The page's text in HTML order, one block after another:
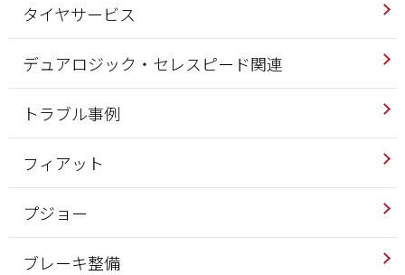
タイヤサービス
デュアロジック・セレスピード関連
トラブル事例
フィアット
プジョー
ブレーキ整備